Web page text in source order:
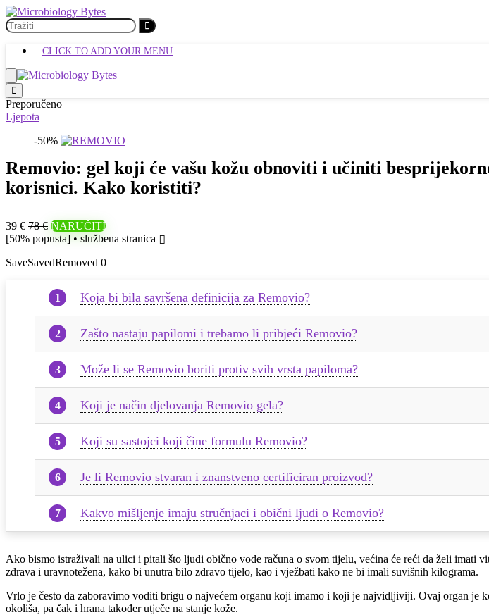
CLICK TO ADD YOUR MENU
Preporučeno
Ljepota
-50%
Removio: gel koji će vašu kožu obnoviti i učiniti
korisnici. Kako koristiti?
39 € 78 € NARUČITI
[50% popusta] • službena stranica
SaveSavedRemoved 0
Koja bi bila savršena definicija za Removio?
Zašto nastaju papilomi i trebamo li pribjeći Removio?
Može li se Removio boriti protiv svih vrsta papiloma?
Koji je način djelovanja Removio gela?
Koji su sastojci koji čine formulu Removio?
Je li Removio stvaran i znanstveno certificiran proizvod?
Kakvo mišljenje imaju stručnjaci i obični ljudi o Removio?
Ako bismo istraživali na ulici i pitali što ljudi obično vode računa o svom tijelu, većina će reći da želi imati
zdrava i uravnotežena, kako bi unutra bilo zdravo tijelo, kao i vježbati kako ne bi imali suvišnih kilograma.
Vrlo je često da zaboravimo voditi brigu o najvećem organu koji imamo i koji je najvidljiviji. Ovaj organ je
okoliša, pa čak i hrana također utječe na stanje kože.